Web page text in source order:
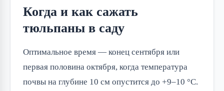
Когда и как сажать
тюльпаны в саду
Оптимальное время — конец сентября или
первая половина октября, когда температура
почвы на глубине 10 см опустится до +9–10 °C.